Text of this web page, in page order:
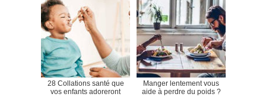
28 Collations santé que
vos enfants adoreront
Manger lentement vous
aide à perdre du poids ?